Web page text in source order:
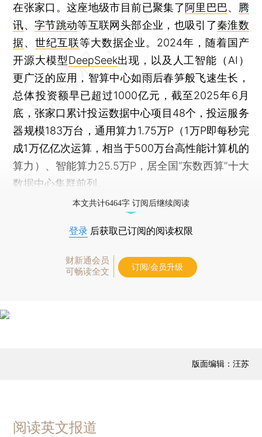
在张家口。这座地级市目前已聚集了阿里巴巴、
腾
讯、字节跳动等互联网头部企业，也吸引了秦淮数
据、世纪互联等大数据企业。2024年，随着国产
开源大模型DeepSeek出现，以及人工智能（AI）
更广泛的应用，智算中心如雨后春笋般飞速生长，
总体投资额早已超过1000亿元，截至2025年6月
底，张家口累计投运数据中心项目48个，投运服务
器规模183万台，通用算力1.75万P（1万P即每秒完
成1万亿亿次运算，相当于500万台高性能计算机的
算力）、智能算力25.5万P，居全国“东数西算”十大
数据中心集群前列。
本文共计6464字 订阅后继续阅读
登录 后获取已订阅的阅读权限
财新通会员
可畅读全文
订阅/会员升级
版面编辑：汪苏
阅读英文报道